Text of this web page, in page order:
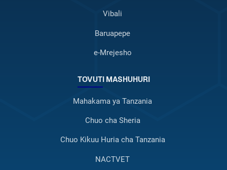
Vibali
Baruapepe
e-Mrejesho
TOVUTI MASHUHURI
Mahakama ya Tanzania
Chuo cha Sheria
Chuo Kikuu Huria cha Tanzania
NACTVET